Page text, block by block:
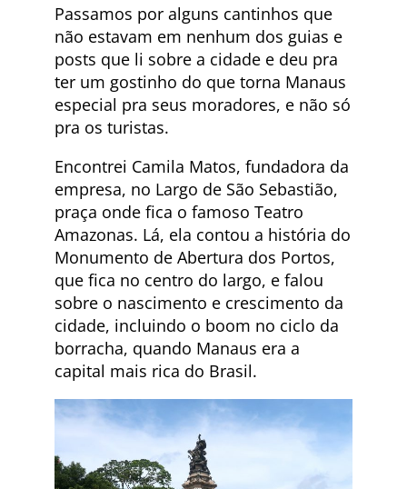
Passamos por alguns cantinhos que
não estavam em nenhum dos guias e
posts que li sobre a cidade e deu pra
ter um gostinho do que torna Manaus
especial pra seus moradores, e não só
pra os turistas.
Encontrei Camila Matos, fundadora da
empresa, no Largo de São Sebastião,
praça onde fica o famoso Teatro
Amazonas. Lá, ela contou a história do
Monumento de Abertura dos Portos,
que fica no centro do largo, e falou
sobre o nascimento e crescimento da
cidade, incluindo o boom no ciclo da
borracha, quando Manaus era a
capital mais rica do Brasil.